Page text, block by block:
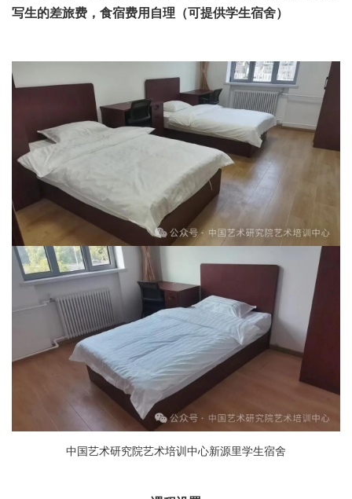
写生的差旅费，食宿费用自理（可提供学生宿舍）
中国艺术研究院艺术培训中心新源里学生宿舍